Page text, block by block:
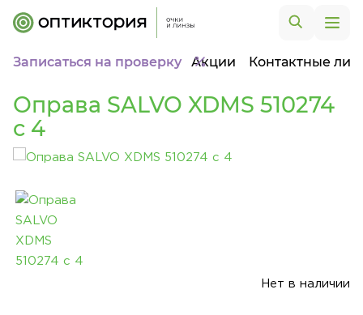
Записаться на проверку Акции Контактные
Оправа SALVO XDMS 510274
c 4
Нет в наличии